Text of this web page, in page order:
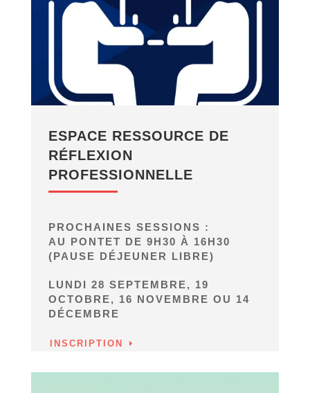
ESPACE RESSOURCE DE
RÉFLEXION
PROFESSIONNELLE
PROCHAINES SESSIONS :
AU PONTET DE 9H30 À 16H30
(PAUSE DÉJEUNER LIBRE)
LUNDI 28 SEPTEMBRE, 19
OCTOBRE, 16 NOVEMBRE OU 14
DÉCEMBRE
INSCRIPTION